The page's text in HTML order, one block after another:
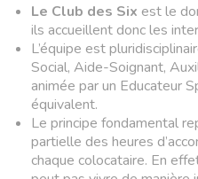
Le Club des Six est le
ils accueillent donc les
L’équipe est
Social, Aide-Soignant,
animée par un Educateur
équivalent.
Le principe fondamental
partielle des heures
chaque colocataire. En